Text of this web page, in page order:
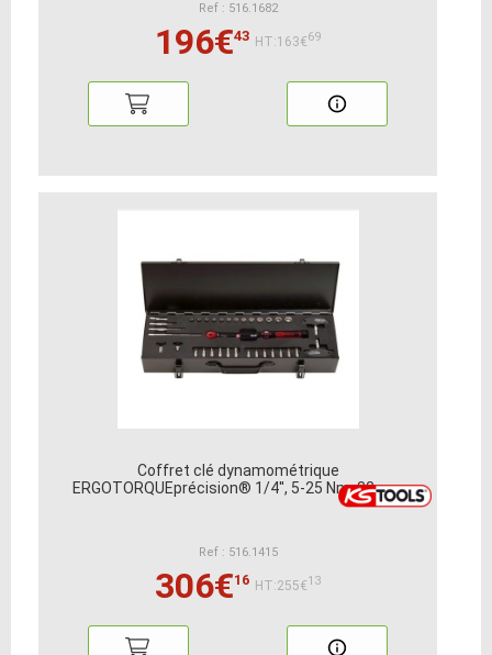
Ref : 516.1682
196€43 HT:163€69
Coffret clé dynamométrique
ERGOTORQUEprécision® 1/4'', 5-25 Nm, 32 pcs
Ref : 516.1415
306€16 HT:255€13